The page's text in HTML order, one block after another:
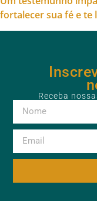
fortalecer sua fé e te
Receba